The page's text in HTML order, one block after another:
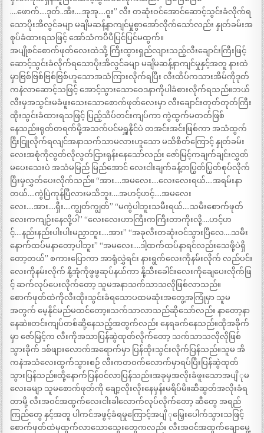
….ဖောက်….ဒုတ်..အီး….အုအု….ဝူး” လီး တဆုံးဝင်အောင်ဆောင့်သွင်းခံလိုက်ရ
သောပိုးအိလွင်ခမျာ မချိမဆန့်နာကျင်မှုစွာအော်လိုက်သော်လည်း နှုတ်ခမ်းအ
စုပ်ခံထားရသဖြင့် အော်သံကပီပီပြင်ပြင်မထွက်။
အပျိုစင်စောက်ဖုတ်လေးထဲသို့ ကြီးထွားရှည်လျားသည့်လီးချောင်းကြီးဖြင့်
ဆောင့်သွင်းခံလိုက်ရသောပိုးအိလွင်ခမျာ မချိမဆန့်နာကျင်မှုနှင့်အတူ နားထဲ
မှာဗြစ်ဗြစ်ဗြစ်ဗြစ်ဟူသောအသံကြားလိုက်ရပြီး လီးထိပ်ကသားအိမ်ကိုဒုတ်
ကနဲလာဆောင့်သဖြင့် အောင့်သွားသောဝေဒနာကိုပါခံစားလိုက်ရသည်။ဘယ်
လီးမှအသွင်းမခံဖူးသေးသောစောက်ဖုတ်လေးမှာ လီးချောင်းတုတ်တုတ်ကြီး
ထိုးသွင်းခံထားရသဖြင့် ပြည့်သိပ်တင်းကျပ်ကာ ကွဲထွက်မတတ်ဖြစ်
နေသည်။ရုတ်တရက်မို့အသက်ပင်မရှူနိုင်ပဲ တအင်းအင်းဖြစ်ကာ အသံထွက်
ငြီးငြူလိုက်ရလျင်အနာသက်သာမလားဟူသော မသိစိတ်ကြောင့် နှုတ်ခမ်း
လေးအစုံကိုလွတ်လိုလွတ်ငြားရုန်းနေသော်လည်း ဇော်မြင့်ကချက်ချင်းလွှတ်
မပေးသေးပဲ အသံမမြည် မြည်အောင် လေးငါးချက်ခန့်တပြွတ်ပြွတ်စုပ်လိုက်
ပြီးမှလွှတ်ပေးလိုက်သည်။ “အား….အမလေး….လေးလေးရယ်….အရမ်းနာ
တယ်….ကွဲပြဲကုန်ပြီလားမသိဘူး….အဟင့်ဟင့်….အမလေး
လေး….အား….ရှီး….ကျွတ်ကျွတ်” “မကွဲပါဘူးသမီးရယ်….သမီးစောက်ဖုတ်
လေးကကျဉ်းနေလို့ပါ” “လေးလေးဟာကြီးကကြီးတာကိုးလို့….ဟင့်ဟ
င့်….နည်းနည်းပါးပါးမညှာဘူး….အား” “အခုလီးတဆုံးဝင်သွားပြီလေ….သမီး
နောက်ထပ်မနာတော့ပါဘူး” “အမလေး….ဒါ့ထက်ထပ်နာရင်လည်းသေဖို့ပဲရှိ
တော့တယ်” စကားပြောကာ အာရုံလွှဲရင်း နားရွက်လေးကိုနမ်းလိုက် လည်ပင်း
လေးကိုနမ်းလိုက် နို့အုံကိုဖွဖွဆုပ်နယ်ကာ နို့သီးခေါင်းလေးကိုချေပေးလိုက်ဖြ
င့် ဆက်လုပ်ပေးလိုက်တော့ သူမအနာသက်သာသလိုဖြစ်လာသည်။
စောက်ဖုတ်ထဲကိုလီးထိုးသွင်းခံရသောပထမဆုံးအတွေ့အကြုံမှာ သူမ
အတွက် မေ့နိုင်မည်မထင်တော့။သက်သာလာသည်ဆိုသော်လည်း နာတော့နာ
နေဆဲ။တင်းကျပ်တစ်ဆို့နေသည့်အတွက်လည်း နေရခက်နေသည်။ထိုအခိုက်
မှာ ဇော်မြင့်က လီးကိုအသာပြန်ဆွဲထုတ်လိုက်တော့ သက်သာသလိုလိုဖြစ်
သွားခိုက် ဒစ်ဖျားလောက်အရောက်မှာ ပြန်ထိုးသွင်းလိုက်ပြန်သည်။သူမ အိ
ကနဲအသံလေးထွက်သွားစဉ် လီးကတဝက်လောက်မှာရပ်ပြီးပြန်ဆွဲထုတ်
သွားပြန်သည်။ထို့နောက်ပြန်ဝင်လာပြန်သည်။အခုမှအလိုးခံဖူးသောအပျိ ုမ
လေးခမျာ သူမစောက်ဖုတ်ကို ချော့လိုးလိုးနေမှန်းမရိပ်မိ။ဆီဆွတ်အလိုးခံရ
တာမို့ လီးအဝင်အထွက်လေးငါးခါလောက်လုပ်လိုက်တော့ ဆီတွေ အရည်
ကြည်တွေ နှင့်အတူ ပါကင်အဖွင့်ခံရမှုကြောင့်အပျိ ုမြှေးပေါက်သွားသဖြင့်
စောက်ဖုတ်ထဲမှထွက်လာသောသွေးတွေကလည်း လီးအဝင်အထွက်ချောမွေ့